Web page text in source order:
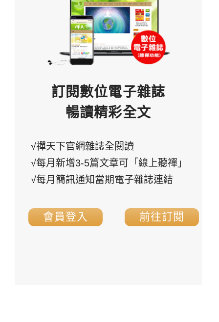
訂閱數位電子雜誌
暢讀精彩全文
√禪天下官網雜誌全閱讀
√每月新增3-5篇文章可「線上聽禪」
√每月簡訊通知當期電子雜誌連結
會員登入 前往訂閱